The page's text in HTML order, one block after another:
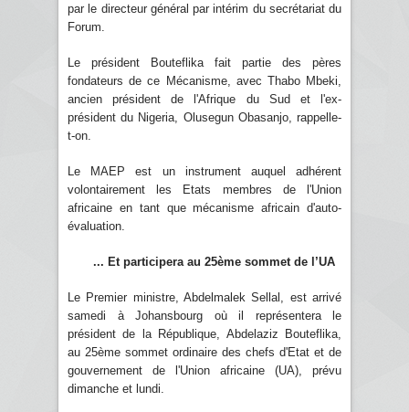
par le directeur général par intérim du secrétariat du
Forum.
Le président Bouteflika fait partie des pères
fondateurs de ce Mécanisme, avec Thabo Mbeki,
ancien président de l'Afrique du Sud et l'ex-
président du Nigeria, Olusegun Obasanjo, rappelle-
t-on.
Le MAEP est un instrument auquel adhérent
volontairement les Etats membres de l'Union
africaine en tant que mécanisme africain d'auto-
évaluation.
... Et participera au 25ème sommet de l’UA
Le Premier ministre, Abdelmalek Sellal, est arrivé
samedi à Johansbourg où il représentera le
président de la République, Abdelaziz Bouteflika,
au 25ème sommet ordinaire des chefs d'Etat et de
gouvernement de l'Union africaine (UA), prévu
dimanche et lundi.